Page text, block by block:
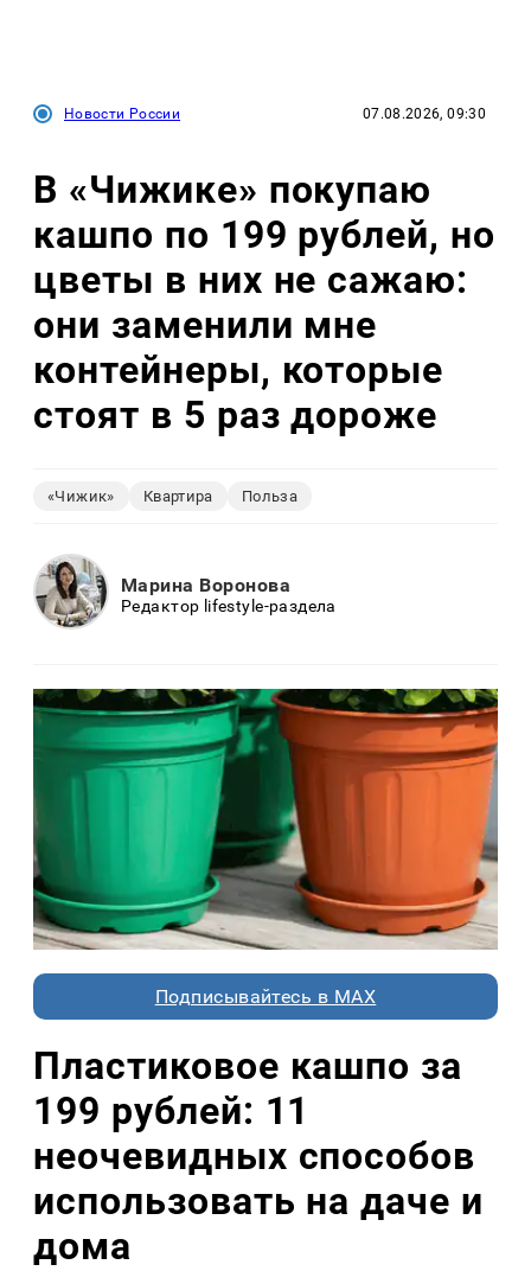
Новости России 07.08.2026, 09:30
В «Чижике» покупаю
кашпо по 199 рублей, но
цветы в них не сажаю:
они заменили мне
контейнеры, которые
стоят в 5 раз дороже
«Чижик» Квартира Польза
Марина Воронова
Редактор lifestyle-раздела
Подписывайтесь в MAX
Пластиковое кашпо за
199 рублей: 11
неочевидных способов
использовать на даче и
дома